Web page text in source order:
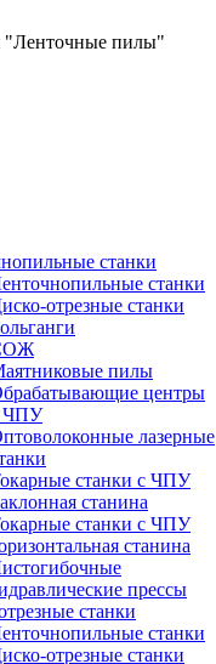
"Ленточные пилы"
станки
станки
отрезные станки
пилы
центры
ЧПУ
лазерные
станки с ЧПУ
станина
станки с ЧПУ
станина
прессы
станки
станки
отрезные станки